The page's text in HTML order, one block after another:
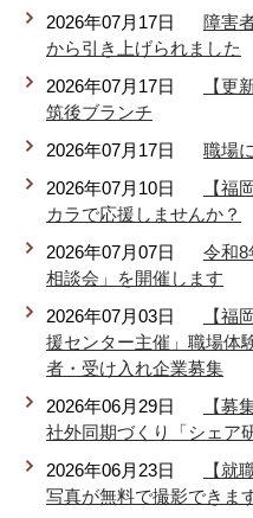
2026年07月17日
障害
から引き上げられました
2026年07月17日
【更
筑後ブランチ
2026年07月17日
職場
2026年07月10日
【福
カラで応援しませんか？
2026年07月07日
令和8
相談会」を開催します
2026年07月03日
【福
援センター主催」職場体
者・受け入れ企業募集
2026年06月29日
【募
社外同期づくり「シェア
2026年06月23日
【就
写真が無料で撮影できま